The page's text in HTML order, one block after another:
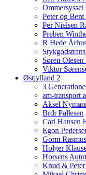
Peter og
Per Nielsen
Preben
R Hede
Søren
Viktor
Østjylland 2
3
am-transport
Aksel
Brdr Pallesen
Carl Hansen
Egon
Gorm
Holger
Horsens
Knud & Peter